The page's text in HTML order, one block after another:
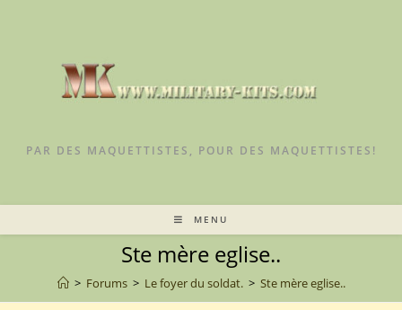
PAR DES MAQUETTISTES, POUR DES MAQUETTISTES!
MENU
Ste mère eglise..
> Forums > Le foyer du soldat. > Ste mère eglise..